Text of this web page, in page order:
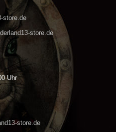
store.de
store.de
Uhr
store.de